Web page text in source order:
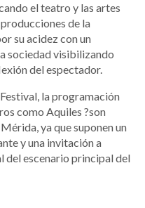
el teatro y las artes
de la
su acidez con un
sociedad visibilizando
del espectador.
la programación
como Aquiles ?son
ya que suponen un
y una invitación a
del escenario principal del